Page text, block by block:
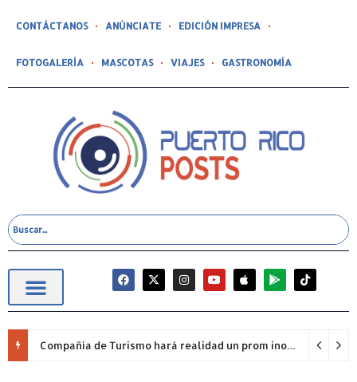
CONTÁCTANOS ANÚNCIATE EDICIÓN IMPRESA
FOTOGALERÍA MASCOTAS VIAJES GASTRONOMÍA
Compañía de Turismo hará realidad un prom inolvidable junto a Jowell para estudiantes de la Escuela Gabriela Mistral